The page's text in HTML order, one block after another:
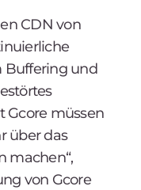
CDN von
und
Gcore müssen
über das
machen“,
von Gcore